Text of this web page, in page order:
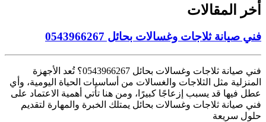
أخر المقالات
فني صيانة ثلاجات وغسالات بحائل 0543966267
فني صيانة ثلاجات وغسالات بحائل 0543966267؟ تُعد الأجهزة
المنزلية مثل الثلاجات والغسالات من أساسيات الحياة اليومية، وأي
عطل فيها قد يسبب إزعاجًا كبيرًا، ومن هنا تأتي أهمية الاعتماد على
فني صيانة ثلاجات وغسالات بحائل يمتلك الخبرة والمهارة لتقديم
حلول سريعة